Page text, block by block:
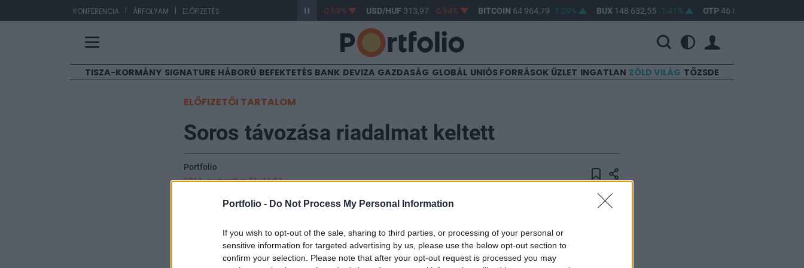
Portfolio - Do Not Process My Personal Information
If you wish to opt-out of the sale, sharing to third parties, or processing of your personal or
sensitive information for targeted advertising by us, please use the below opt-out section to
confirm your selection. Please note that after your opt-out request is processed you may
KONFERENCIA | ÁRFOLYAM | ELŐFIZETÉS 362,87 -0,69% USD/HUF 313,97 -0,94% BITCOIN64 964,79 1,09% BUX148 632,55 1,41% OTP46 890
TISZA-KORMÁNY SIGNATURE HÁBORÚ BEFEKTETÉS BANK DEVIZA GAZDASÁG GLOBÁL UNIÓS FORRÁSOK ÜZLET INGATLAN ZÖLD VILÁG TŐZSDE
ELŐFIZETŐI TARTALOM
Soros távozása riadalmat keltett
Portfolio
2011. augusztus 01. 11:51
Több pletyka is szárnyra kapott Soros György távozása kapcsán, azonban elemzők
szerint nem kell az ördögöt a falra festeni. A magyar származású befektető bizonyította,
hogy igenis lehet a fedezeti alapok esetében is kiemelkedő hozamot hozni. Az
nyilvánvaló, hogy a jelenlegi környezet nem kedvez az alternatív vagyonkezelési